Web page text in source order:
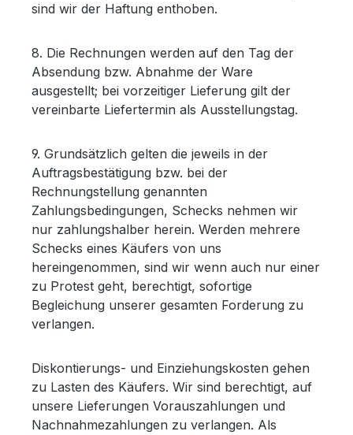
sind wir der Haftung enthoben.
8. Die Rechnungen werden auf den Tag der
Absendung bzw. Abnahme der Ware
ausgestellt; bei vorzeitiger Lieferung gilt der
vereinbarte Liefertermin als Ausstellungstag.
9. Grundsätzlich gelten die jeweils in der
Auftragsbestätigung bzw. bei der
Rechnungstellung genannten
Zahlungsbedingungen, Schecks nehmen wir
nur zahlungshalber herein. Werden mehrere
Schecks eines Käufers von uns
hereingenommen, sind wir wenn auch nur einer
zu Protest geht, berechtigt, sofortige
Begleichung unserer gesamten Forderung zu
verlangen.
Diskontierungs- und Einziehungskosten gehen
zu Lasten des Käufers. Wir sind berechtigt, auf
unsere Lieferungen Vorauszahlungen und
Nachnahmezahlungen zu verlangen. Als